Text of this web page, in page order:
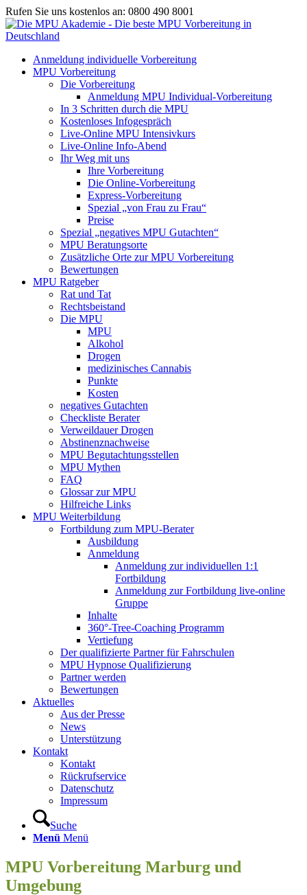
Rufen Sie uns kostenlos an: 0800 490 8001
Anmeldung individuelle Vorbereitung
MPU Vorbereitung
Die Vorbereitung
Anmeldung MPU Individual-Vorbereitung
In 3 Schritten durch die MPU
Kostenloses Infogespräch
Live-Online MPU Intensivkurs
Live-Online Info-Abend
Ihr Weg mit uns
Ihre Vorbereitung
Die Online-Vorbereitung
Express-Vorbereitung
Spezial „von Frau zu Frau“
Preise
Spezial „negatives MPU Gutachten“
MPU Beratungsorte
Zusätzliche Orte zur MPU Vorbereitung
Bewertungen
MPU Ratgeber
Rat und Tat
Rechtsbeistand
Die MPU
MPU
Alkohol
Drogen
medizinisches Cannabis
Punkte
Kosten
negatives Gutachten
Checkliste Berater
Verweildauer Drogen
Abstinenznachweise
MPU Begutachtungsstellen
MPU Mythen
FAQ
Glossar zur MPU
Hilfreiche Links
MPU Weiterbildung
Fortbildung zum MPU-Berater
Ausbildung
Anmeldung
Anmeldung zur individuellen 1:1
Fortbildung
Anmeldung zur Fortbildung live-online
Gruppe
Inhalte
360°-Tree-Coaching Programm
Vertiefung
Der qualifizierte Partner für Fahrschulen
MPU Hypnose Qualifizierung
Partner werden
Bewertungen
Aktuelles
Aus der Presse
News
Unterstützung
Kontakt
Kontakt
Rückrufservice
Datenschutz
Impressum
Suche
Menü Menü
MPU Vorbereitung Marburg und
Umgebung